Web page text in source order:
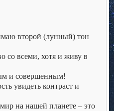
второй (лунный) тон
со всеми, хотя и живу в
и совершенным!
увидеть контраст и
на нашей планете – это